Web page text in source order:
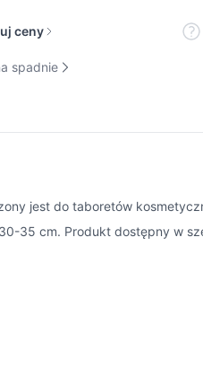
ceny
spadnie
jest do taboretów
35 cm. Produkt dostępny w